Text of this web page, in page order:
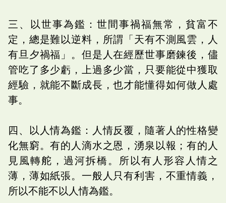
三、以世事為鑑：世間事禍福無常，貧富不
定，總是難以逆料，所謂「天有不測風雲，人
有旦夕禍福」。但是人在經歷世事磨鍊後，儘
管吃了多少虧，上過多少當，只要能從中獲取
經驗，就能不斷成長，也才能懂得如何做人處
事。
四、以人情為鑑：人情反覆，隨著人的性格變
化無窮。有的人滴水之恩，湧泉以報；有的人
見風轉舵，過河拆橋。所以有人形容人情之
薄，薄如紙張。一般人只有利害，不重情義，
所以不能不以人情為鑑。